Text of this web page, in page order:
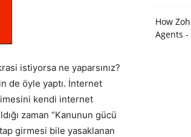
istiyorsa ne yaparsınız?
de öyle yaptı. İnternet
kendi internet
zaman “Kanunun gücü
girmesi bile yasaklanan
How
Agents